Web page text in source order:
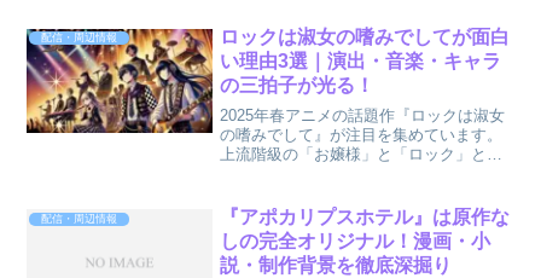
ソーダ』の放送地域として、北海道・大
阪・宮城・岡山・広島・...
配信・周辺情報
ロックは淑女の嗜みでしてが面白
い理由3選｜演出・音楽・キャラ
の三拍子が光る！
2025年春アニメの話題作『ロックは淑女
の嗜みでして』が注目を集めています。
上流階級の「お嬢様」と「ロック」とい
クターの個性、演出の巧みさ、そして音
楽の力で多くの視聴者...
配信・周辺情報
『アポカリプスホテル』は原作な
しの完全オリジナル！漫画・小
説・制作背景を徹底深掘り